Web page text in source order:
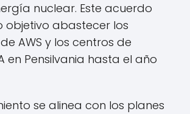
nuclear. Este acuerdo
objetivo abastecer los
AWS y los centros de
en Pensilvania hasta el año
se alinea con los planes